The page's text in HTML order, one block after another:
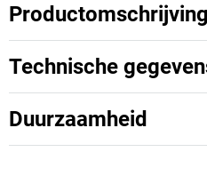
Productomschrijving
Technische
Duurzaamheid